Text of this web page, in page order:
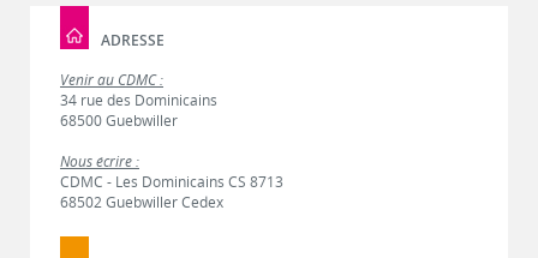
ADRESSE
Venir au CDMC :
34 rue des Dominicains
68500 Guebwiller
Nous écrire :
CDMC - Les Dominicains CS 8713
68502 Guebwiller Cedex